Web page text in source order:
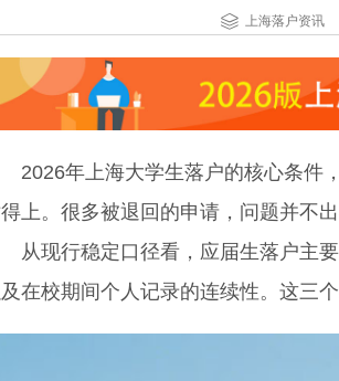
上海落户资讯
年上海大学生落户的核心条件，
上。很多被退回的申请，问题并不
现行稳定口径看，应届生落户主要
及在校期间个人记录的连续性。这三